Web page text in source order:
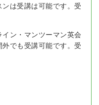
は受講は可能です。受
ン・マンツーマン英会
でも受講可能です。受